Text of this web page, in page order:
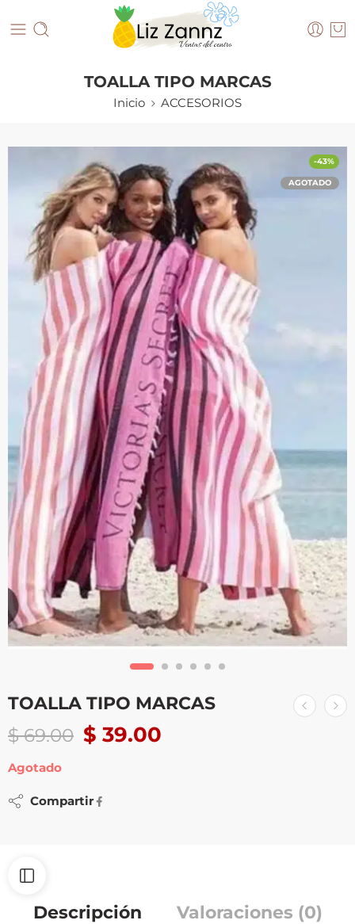
TOALLA TIPO MARCAS
Inicio ACCESORIOS
-43%
AGOTADO
TOALLA TIPO MARCAS
$69.00 $ 39.00
Agotado
Compartir
Descripción Valoraciones (0)